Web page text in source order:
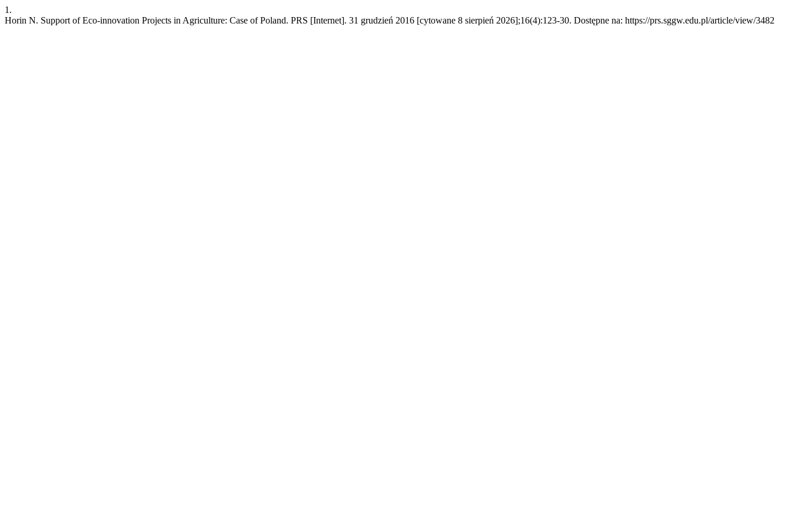
1.
Horin N. Support of Eco-innovation Projects in Agriculture: Case of Poland. PRS [Internet]. 31 grudzień 2016 [cytowane 8 sierpień 2026];16(4):123-30. Dostępne na: https://prs.sggw.edu.pl/article/view/3482